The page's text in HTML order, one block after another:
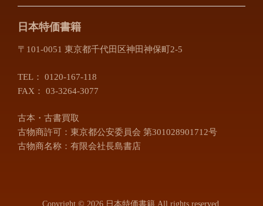
日本特価書籍
〒101-0051 東京都千代田区神田神保町2-5
TEL： 0120-167-118
FAX： 03-3264-3077
古本・古書買取
古物商許可：東京都公安委員会 第301028901712号
古物商名称：有限会社長島書店
Copyright © 2026 日本特価書籍 All rights reserved.